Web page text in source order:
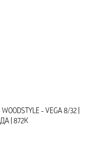
- VEGA 8/32 |
| 872K